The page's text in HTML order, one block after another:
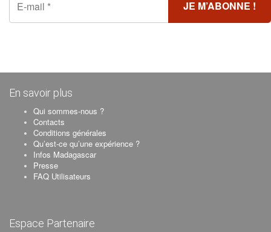
En savoir plus
Qui sommes-nous ?
Contacts
Conditions générales
Qu’est-ce qu’une expérience ?
Infos Madagascar
Presse
FAQ Utilisateurs
Espace Partenaire